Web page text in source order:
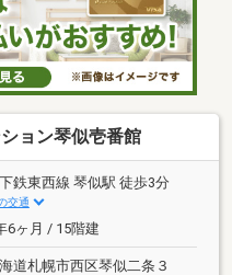
ョン琴似壱番館
鉄東西線 琴似駅 徒歩3分
交通
6ヶ月 / 15階建
道札幌市西区琴似二条３